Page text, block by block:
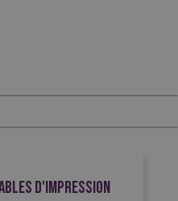
D'IMPRESSION